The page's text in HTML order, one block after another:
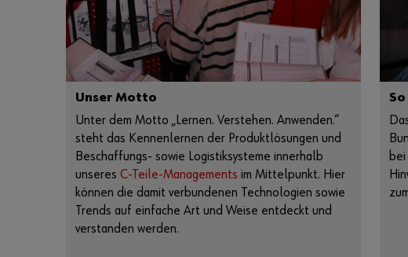
Unser Motto
Unter dem Motto „Lernen. Verstehen. Anwenden.“
steht das Kennenlernen der Produktlösungen und
Beschaffungs- sowie Logistiksysteme innerhalb
unseres C-Teile-Managements im Mittelpunkt. Hier
können die damit verbundenen Technologien sowie
Trends auf einfache Art und Weise entdeckt und
verstanden werden.